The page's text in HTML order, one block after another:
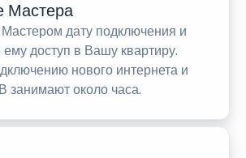
Мастера
Мастером дату подключения и
ему доступ в Вашу квартиру.
нового интернета и
занимают около часа.